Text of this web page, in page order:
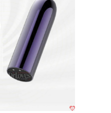
được bao
bật sự mềm
với cả